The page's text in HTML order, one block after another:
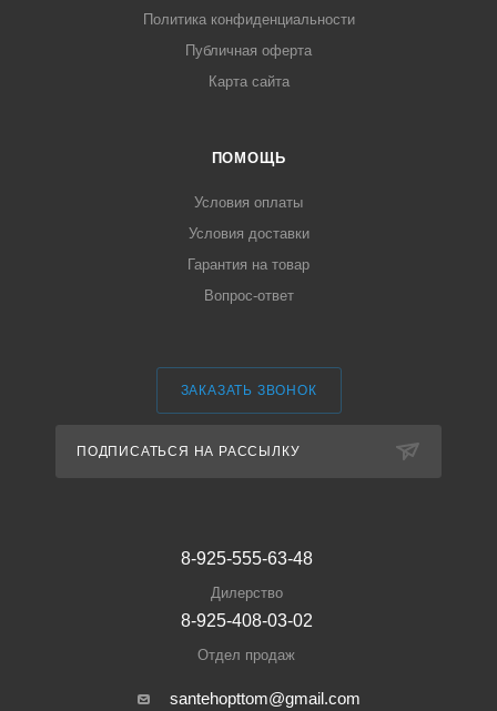
Политика конфиденциальности
Публичная оферта
Карта сайта
ПОМОЩЬ
Условия оплаты
Условия доставки
Гарантия на товар
Вопрос-ответ
ЗАКАЗАТЬ ЗВОНОК
ПОДПИСАТЬСЯ НА РАССЫЛКУ
8-925-555-63-48
Дилерство
8-925-408-03-02
Отдел продаж
santehopttom@gmail.com